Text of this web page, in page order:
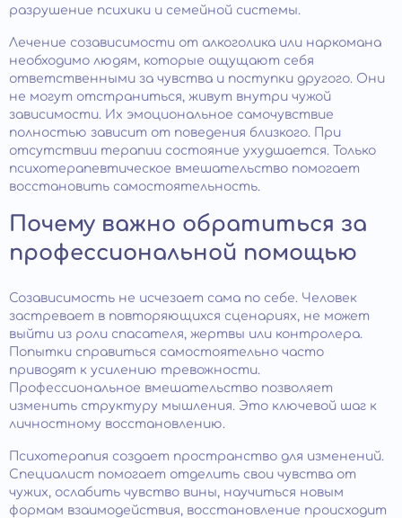
разрушение психики и семейной системы.
Лечение созависимости от алкоголика или наркомана
необходимо людям, которые ощущают себя
ответственными за чувства и поступки другого. Они
не могут отстраниться, живут внутри чужой
зависимости. Их эмоциональное самочувствие
полностью зависит от поведения близкого. При
отсутствии терапии состояние ухудшается. Только
психотерапевтическое вмешательство помогает
восстановить самостоятельность.
Почему важно обратиться за
профессиональной помощью
Созависимость не исчезает сама по себе. Человек
застревает в повторяющихся сценариях, не может
выйти из роли спасателя, жертвы или контролера.
Попытки справиться самостоятельно часто
приводят к усилению тревожности.
Профессиональное вмешательство позволяет
изменить структуру мышления. Это ключевой шаг к
личностному восстановлению.
Психотерапия создает пространство для изменений.
Специалист помогает отделить свои чувства от
чужих, ослабить чувство вины, научиться новым
формам взаимодействия, восстановление происходит